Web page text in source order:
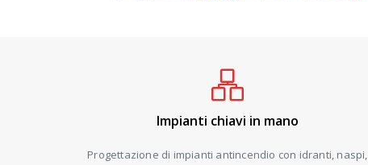
Impianti chiavi in mano
Progettazione di impianti antincendio con idranti, naspi,